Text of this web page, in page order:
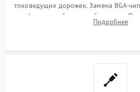
токоведущих дорожек. Замена BGA-
инфракрасной паяльной станции.
BIOS или заменаПодробнее